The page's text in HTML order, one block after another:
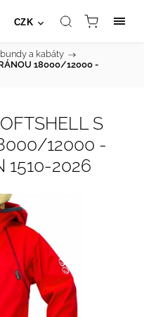
CZK
a kabáty /
18000/12000 -
S
12000 -
1510-2026